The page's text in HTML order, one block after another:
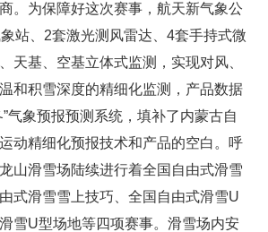
。为保障好这次赛事，航天新气象公
站、2套激光测风雷达、4套手持式微
天基、空基立体式监测，实现对风、
和积雪深度的精细化监测，产品数据
气象预报预测系统，填补了内蒙古自
动精细化预报技术和产品的空白。呼
山滑雪场陆续进行着全国自由式滑雪
式滑雪雪上技巧、全国自由式滑雪U
雪U型场地等四项赛事。滑雪场内安